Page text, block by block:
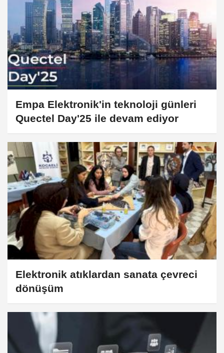
Empa Elektronik'in teknoloji günleri
Quectel Day'25 ile devam ediyor
Elektronik atıklardan sanata çevreci
dönüşüm